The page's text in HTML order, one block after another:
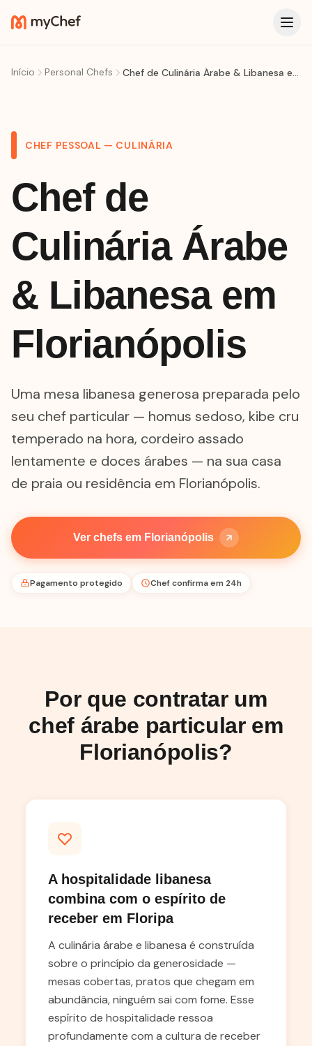
Início Personal Chefs Chef de Culinária Árabe & Libanesa em Florianópolis
CHEF PESSOAL — CULINÁRIA
Chef de
Culinária Árabe
& Libanesa em
Florianópolis
Uma mesa libanesa generosa preparada pelo
seu chef particular — homus sedoso, kibe cru
temperado na hora, cordeiro assado
lentamente e doces árabes — na sua casa
de praia ou residência em Florianópolis.
Ver chefs em Florianópolis
Pagamento protegido Chef confirma em 24h
Por que contratar um
chef árabe particular em
Florianópolis?
A hospitalidade libanesa
combina com o espírito de
receber em Floripa
A culinária árabe e libanesa é construída
sobre o princípio da generosidade —
mesas cobertas, pratos que chegam em
abundância, ninguém sai com fome. Esse
espírito de hospitalidade ressoa
profundamente com a cultura de receber